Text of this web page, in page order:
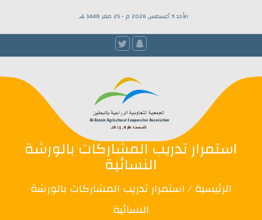
الأحد 9 أغسطس 2026 م - 25 صفر 1448 هـ
استمرار تدريب المشاركات بالورشة
النسائية
الرئيسية/ استمرار تدريب المشاركات بالورشة
النسائية